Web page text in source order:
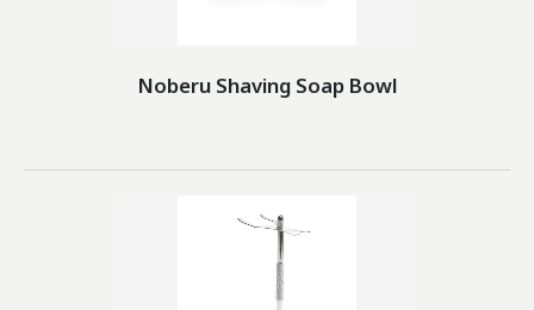
Noberu Shaving Soap Bowl